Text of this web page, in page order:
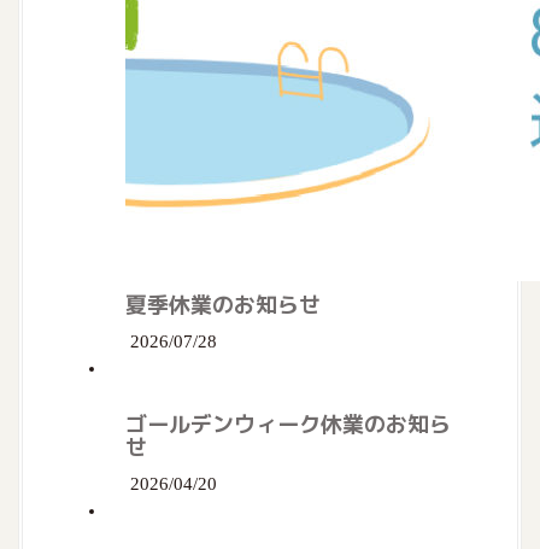
夏季休業のお知らせ
2026/07/28
ゴールデンウィーク休業のお知ら
せ
2026/04/20